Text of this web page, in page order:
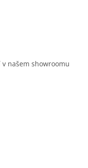
našem showroomu